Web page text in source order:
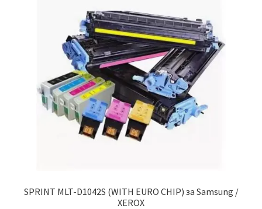
SPRINT MLT-D1042S (WITH EURO CHIP) за Samsung /
XEROX